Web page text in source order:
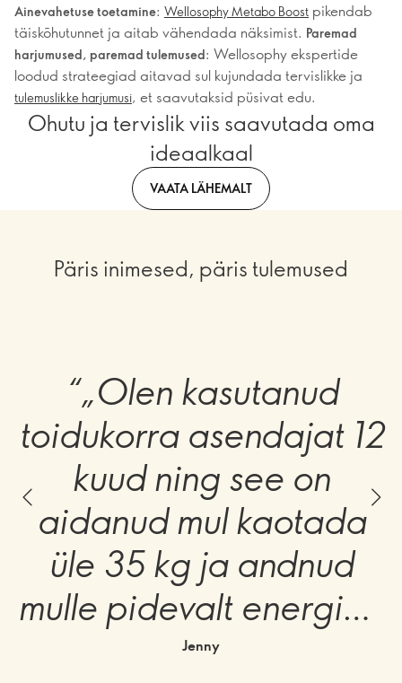
Ainevahetuse toetamine: Wellosophy Metabo Boost pikendab
täiskõhutunnet ja aitab vähendada näksimist. Paremad
harjumused, paremad tulemused: Wellosophy ekspertide
loodud strateegiad aitavad sul kujundada tervislikke ja
tulemuslikke harjumusi, et saavutaksid püsivat edu.
Ohutu ja tervislik viis saavutada oma
ideaalkaal
VAATA LÄHEMALT
Päris inimesed, päris tulemused
“„Olen kasutanud
toidukorra asendajat 12
kuud ning see on
aidanud mul kaotada
üle 35 kg ja andnud
mulle pidevalt energiat.
See on kiire ja tervislik
Jenny